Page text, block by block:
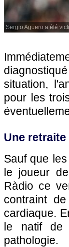
Sergio Agüero a été
situation,
pour les
Une
Sauf que
le joueur
Ràdio ce
contraint
cardiaque.
le natif de
pathologie.